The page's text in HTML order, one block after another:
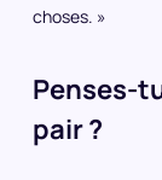
choses. »
Penses-
pair ?